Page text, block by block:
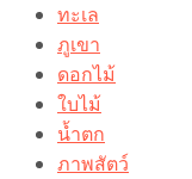
ทะเล
ภูเขา
ดอกไม้
ใบไม้
น้ำตก
ภาพสัตว์